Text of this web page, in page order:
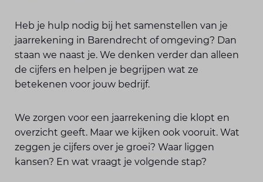
Heb je hulp nodig bij het samenstellen van je
jaarrekening in Barendrecht of omgeving? Dan
staan we naast je. We denken verder dan alleen
de cijfers en helpen je begrijpen wat ze
betekenen voor jouw bedrijf.
We zorgen voor een jaarrekening die klopt en
overzicht geeft. Maar we kijken ook vooruit. Wat
zeggen je cijfers over je groei? Waar liggen
kansen? En wat vraagt je volgende stap?